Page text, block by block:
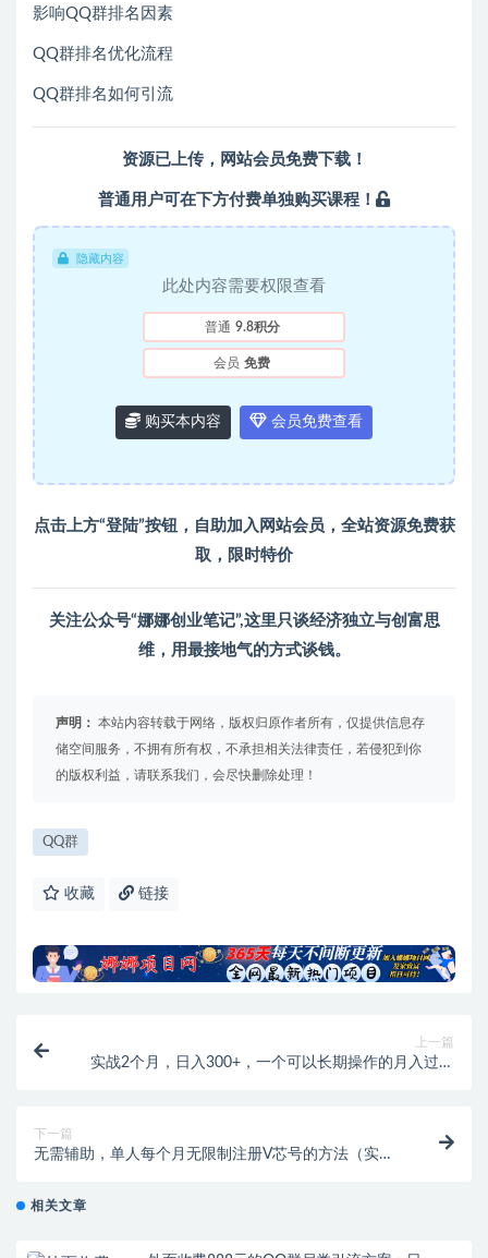
影响QQ群排名因素
QQ群排名优化流程
QQ群排名如何引流
资源已上传， 网站会员免费下载！
普通用户可在下方付费单独购买课程！
隐藏内容
此处内容需要权限查看
普通 9.8积分
会员 免费
购买本内容 会员免费查看
点击上方“登陆”按钮，自助加入 网站会员 ，全站资源免费获
取，限时特价
关注公众号“娜娜创业笔记”,这里只谈经济独立与创富思
维，用最接地气的方式谈钱。
声明： 本站内容转载于网络，版权归原作者所有，仅提供信息存
储空间服务，不拥有所有权，不承担相关法律责任，若侵犯到你
的版权利益，请联系我们，会尽快删除处理！
QQ群
收藏 链接
上一篇
实战2个月，日入300+，一个可以长期操作的月入过万
下一篇
无需辅助，单人每个月无限制注册V芯号的方法（实操
相关文章